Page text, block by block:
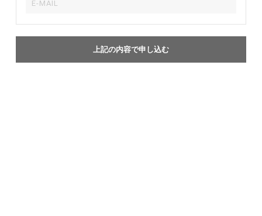
上記の内容で申し込む